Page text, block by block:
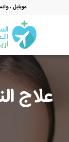
موبایل ، واتساب :
علاج